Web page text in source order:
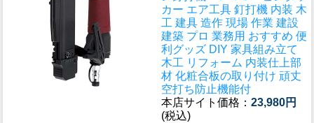
カー エア工具 釘打機 内装 木
工 建具 造作 現場 作業 建設
建築 プロ 業務用 おすすめ 便
利グッズ DIY 家具組み立て
木工 リフォーム 内装仕上部
材 化粧合板の取り付け 頑丈
空打ち防止機能付
本店サイト価格： 23,980円
(税込)